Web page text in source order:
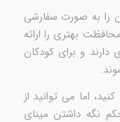
را به صورت سفارشی
بهتری را ارائه
و برای کودکان
اما می توانید از
نگه داشتن مینای